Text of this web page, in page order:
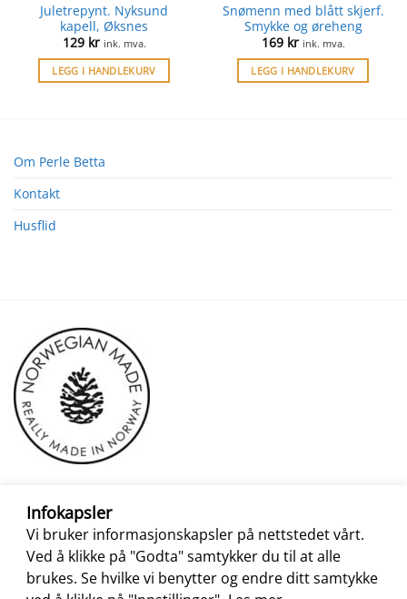
Infokapsler
Vi bruker informasjonskapsler på nettstedet vårt.
Ved å klikke på "Godta" samtykker du til at alle
brukes. Se hvilke vi benytter og endre ditt samtykke
Juletrepynt. Nyksund
kapell, Øksnes
129 kr ink. mva.
LEGG I HANDLEKURV
Snømenn med blått skjerf.
Smykke og øreheng
169 kr ink. mva.
LEGG I HANDLEKURV
Om Perle Betta
Kontakt
Husflid